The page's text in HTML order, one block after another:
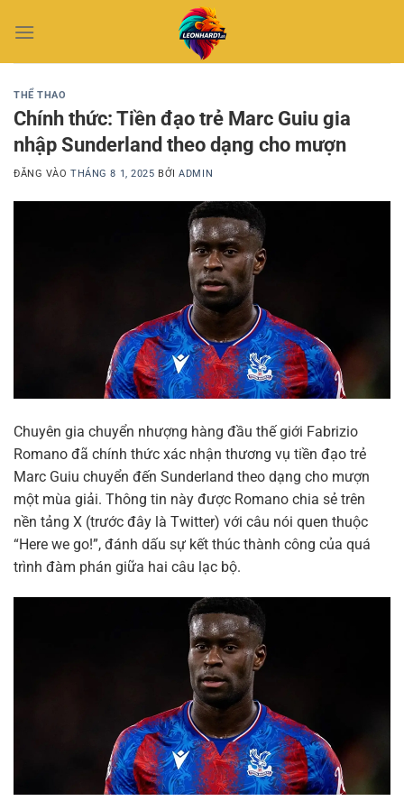
qua
THỂ THAO
Chính thức: Tiền đạo trẻ Marc Guiu gia
nhập Sunderland theo dạng cho mượn
ĐĂNG VÀOTHÁNG 8 1, 2025 BỞIADMIN
Chuyên gia chuyển nhượng hàng đầu thế giới Fabrizio
Romano đã chính thức xác nhận thương vụ tiền đạo trẻ
Marc Guiu chuyển đến Sunderland theo dạng cho mượn
một mùa giải. Thông tin này được Romano chia sẻ trên
nền tảng X (trước đây là Twitter) với câu nói quen thuộc
“Here we go!”, đánh dấu sự kết thúc thành công của quá
trình đàm phán giữa hai câu lạc bộ.